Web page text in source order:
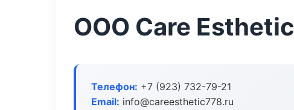
ООО Care Esthetic
Телефон: +7 (923) 732-79-21
Email: info@careesthetic778.ru